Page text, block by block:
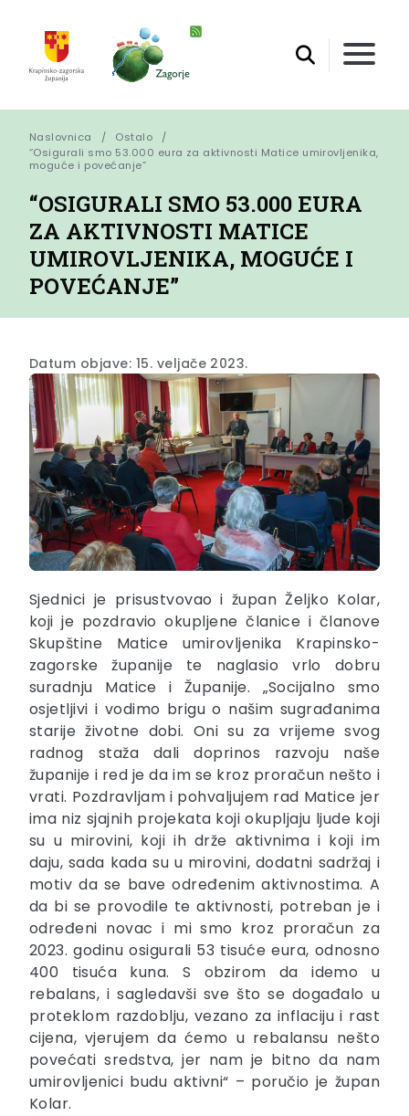
Naslovnica
Ostalo
“Osigurali smo 53.000 eura za aktivnosti Matice umirovljenika,
moguće i povećanje”
“OSIGURALI SMO 53.000 EURA
ZA AKTIVNOSTI MATICE
UMIROVLJENIKA, MOGUĆE I
POVEĆANJE”
Datum objave: 15. veljače 2023.
Sjednici je prisustvovao i župan Željko Kolar,
koji je pozdravio okupljene članice i članove
Skupštine Matice umirovljenika Krapinsko-
zagorske županije te naglasio vrlo dobru
suradnju Matice i Županije. „Socijalno smo
osjetljivi i vodimo brigu o našim sugrađanima
starije životne dobi. Oni su za vrijeme svog
radnog staža dali doprinos razvoju naše
županije i red je da im se kroz proračun nešto i
vrati. Pozdravljam i pohvaljujem rad Matice jer
ima niz sjajnih projekata koji okupljaju ljude koji
su u mirovini, koji ih drže aktivnima i koji im
daju, sada kada su u mirovini, dodatni sadržaj i
motiv da se bave određenim aktivnostima. A
da bi se provodile te aktivnosti, potreban je i
određeni novac i mi smo kroz proračun za
2023. godinu osigurali 53 tisuće eura, odnosno
400 tisuća kuna. S obzirom da idemo u
rebalans, i sagledavši sve što se događalo u
proteklom razdoblju, vezano za inflaciju i rast
cijena, vjerujem da ćemo u rebalansu nešto
povećati sredstva, jer nam je bitno da nam
umirovljenici budu aktivni“ – poručio je župan
Kolar.